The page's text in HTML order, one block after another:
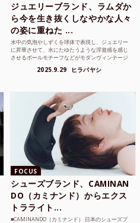
ジュエリーブランド、ラムダか
ら今を生き抜くしなやかな人々
の姿に重ねた ...
水中の気泡やしずくを球体で表現し、ジュエリー
に昇華させて、水にたゆたうような浮遊感を感じ
させるボールモチーフなどがモダンヴィンテージ
2025.9.29 ヒラバヤシ
FOCUS
シューズブランド、CAMINAN
DO（カミナンド）からエクス
トラライト...
■CAMINANDO（カミナンド） 日本のシューズブ